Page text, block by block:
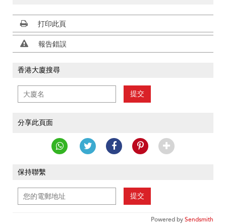
打印此頁
報告錯誤
香港大廈搜尋
提交
分享此頁面
保持聯繫
提交
Powered bySendsmith